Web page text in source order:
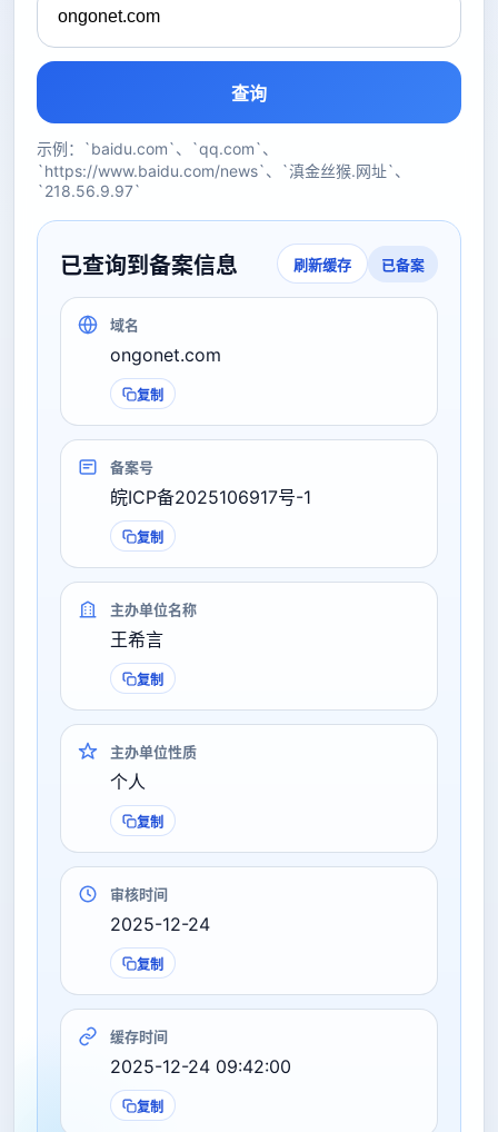
查询
示例：`baidu.com`、`qq.com`、
`https://www.baidu.com/news`、`滇金丝猴.网址`、
`218.56.9.97`
已查询到备案信息 刷新缓存 已备案
域名
ongonet.com
复制
备案号
皖ICP备2025106917号-1
复制
主办单位名称
王希言
复制
主办单位性质
个人
复制
审核时间
2025-12-24
复制
缓存时间
2025-12-24 09:42:00
复制